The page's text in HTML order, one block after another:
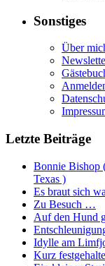
Sonstiges
Über
Letzte Beiträge
Bonnie Bishop
Texas )
Es braut sich
Zu Besuch …
Auf den Hund
Idylle am
Kurz